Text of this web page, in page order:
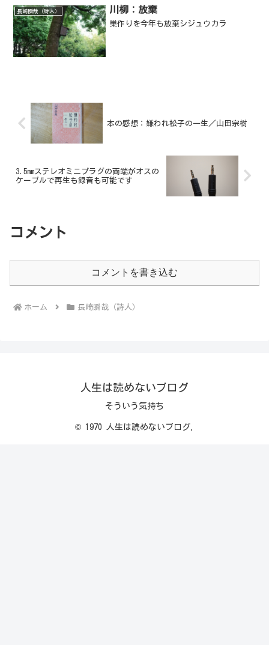
長崎瞬哉（詩人） 川柳：放棄
巣作りを今年も放棄シジュウカラ
本の感想：嫌われ松子の一生／山田宗樹
3.5mmステレオミニプラグの両端がオスの
ケーブルで再生も録音も可能です
コメント
コメントを書き込む
ホーム 長崎瞬哉（詩人）
人生は読めないブログ
そういう気持ち
© 1970 人生は読めないブログ.